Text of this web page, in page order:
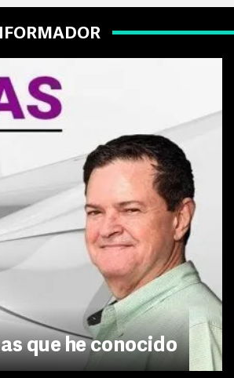
que he conocido